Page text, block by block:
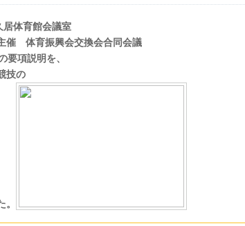
体育館会議室
催
体育振興会交換会合同会議
項説明を、
技の